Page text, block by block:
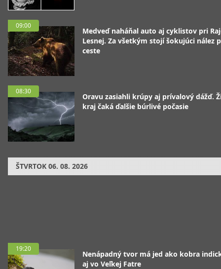
09:00
Medveď naháňal auto aj cyklistov pri
Lesnej. Za všetkým stojí šokujúci nález
ceste
08:30
Oravu zasiahli krúpy aj prívalový dážď.
kraj čaká ďalšie búrlivé počasie
ŠTVRTOK 06. 08. 2026
19:20
Nenápadný tvor má jed ako kobra
aj vo Veľkej Fatre